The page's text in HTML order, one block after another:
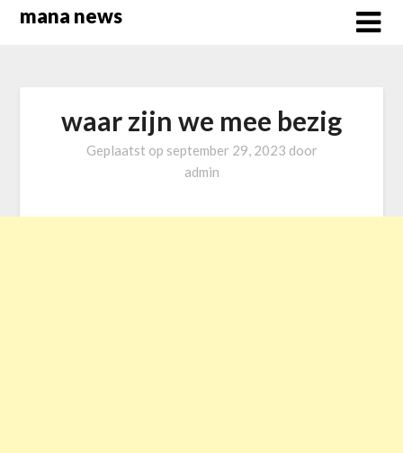
Overslaan
mana news
waar zijn we mee bezig
Geplaatst op september 29, 2023 door
admin